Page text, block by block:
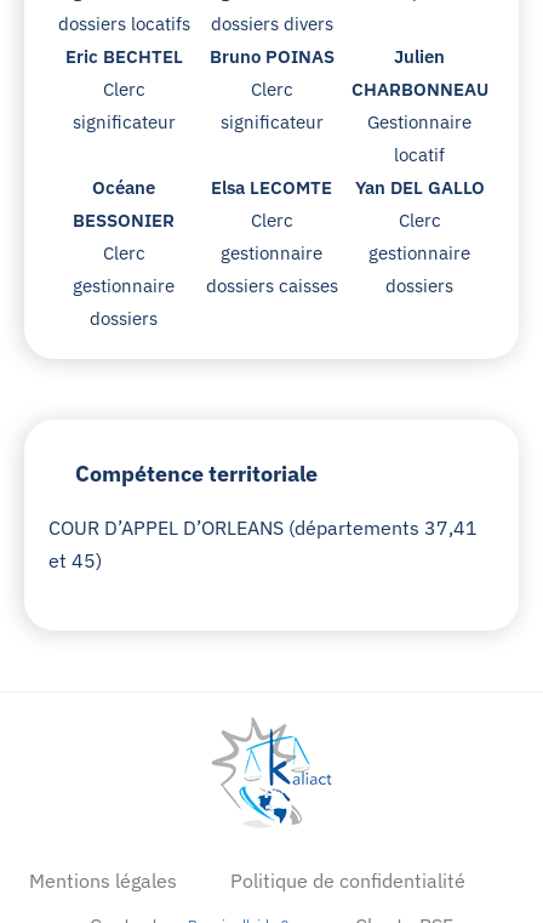
dossiers locatifs
dossiers divers
Eric BECHTEL
Clerc
significateur
Bruno POINAS
Clerc
significateur
Julien
CHARBONNEAU
Gestionnaire
locatif
Océane
BESSONIER
Clerc
gestionnaire
dossiers
Elsa LECOMTE
Clerc
gestionnaire
dossiers caisses
Yan DEL GALLO
Clerc
gestionnaire
dossiers
Compétence territoriale
COUR D’APPEL D’ORLEANS (départements 37,41
et 45)
Mentions légales
Politique de confidentialité